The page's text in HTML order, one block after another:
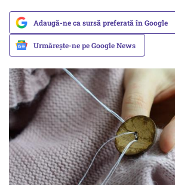
Adaugă-ne ca sursă preferată în Google
Urmărește-ne pe Google News